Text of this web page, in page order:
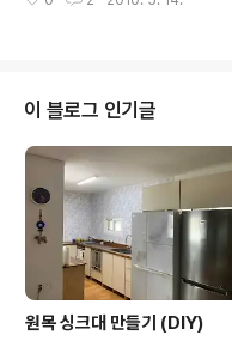
다;; ㅎㅎㅎ 이날 마포대교에서 출발
지~ ㅎㅎㅎ 참고로;;; 5/5 어린이날
남쪽으로 잠실대교 왕복 후 반포 시
로 마무리~ ㅋㅋㅋ 5/8 어버이날
남쪽으로 쭈욱 가다가 잠수교 건너
잠실대교 아래에서 꼬마핫도그(새
남대교 아래에서 ..
이 블로그 인기글
원목 싱크대 만들기 (DIY)